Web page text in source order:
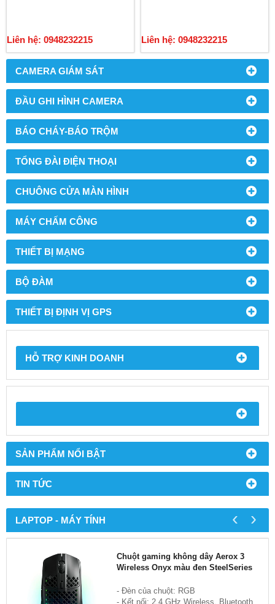
CAMERA GIÁM SÁT
ĐẦU GHI HÌNH CAMERA
BÁO CHÁY-BÁO TRỘM
TỔNG ĐÀI ĐIỆN THOẠI
CHUÔNG CỬA MÀN HÌNH
MÁY CHẤM CÔNG
THIẾT BỊ MẠNG
BỘ ĐÀM
THIẾT BỊ ĐỊNH VỊ GPS
HỖ TRỢ KINH DOANH
SẢN PHẨM NỔI BẬT
TIN TỨC
Liên hệ: 0948232215 Liên hệ: 0948232215
LAPTOP - MÁY TÍNH
Chuột gaming không dây Aerox 3
Wireless Onyx màu đen SteelSeries
- Đèn của chuột: RGB
- Kết nối: 2.4 GHz Wireless, Bluetooth
‹ ›